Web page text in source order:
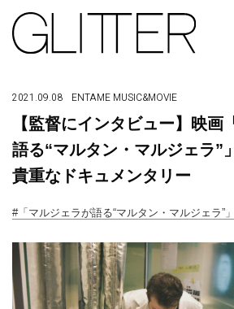
2021.09.08 ENTAME MUSIC&MOVIE
【監督にインタビュー】映画
語る“マルタン・マルジェラ”
貴重なドキュメンタリー
#「マルジェラが語る“マルタン・マルジェラ”」